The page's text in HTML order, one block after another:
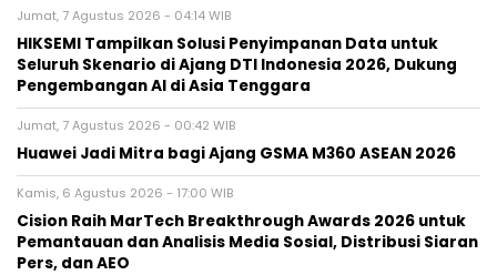
Jumat, 7 Agustus 2026 - 04:14 WIB
HIKSEMI Tampilkan Solusi Penyimpanan Data untuk
Seluruh Skenario di Ajang DTI Indonesia 2026, Dukung
Pengembangan AI di Asia Tenggara
Jumat, 7 Agustus 2026 - 00:42 WIB
Huawei Jadi Mitra bagi Ajang GSMA M360 ASEAN 2026
Kamis, 6 Agustus 2026 - 17:00 WIB
Cision Raih MarTech Breakthrough Awards 2026 untuk
Pemantauan dan Analisis Media Sosial, Distribusi Siaran
Pers, dan AEO